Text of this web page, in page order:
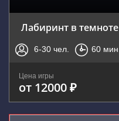
Лабиринт в темноте
6-30 чел. 60 мин.
Цена игры
от 12000 ₽